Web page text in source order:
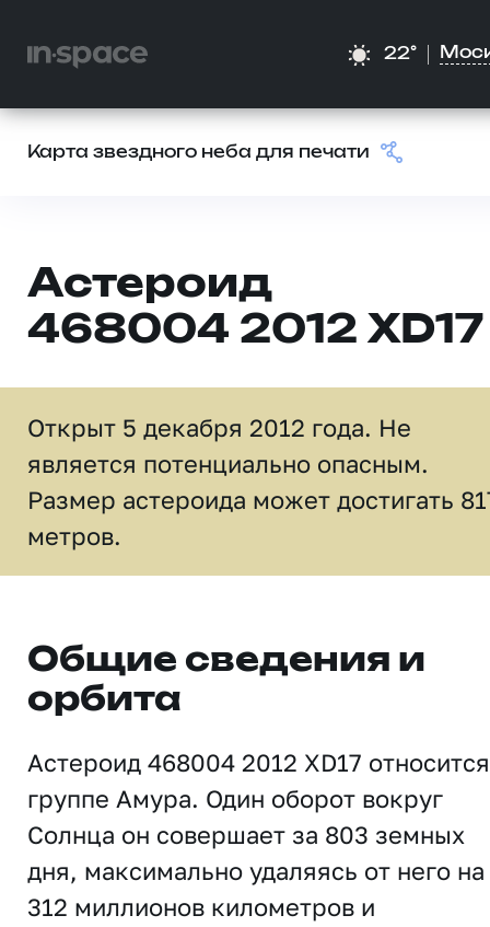
22°
Карта звездного неба для печати
Астероид
468004 2012 XD17
Открыт 5 декабря 2012 года. Не
является потенциально опасным.
Размер астероида может достигать
метров.
Общие сведения и
орбита
Астероид 468004 2012 XD17
группе Амура. Один оборот вокруг
Солнца он совершает за 803 земных
дня, максимально удаляясь от него на
312 миллионов километров и